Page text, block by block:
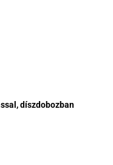
díszdobozban